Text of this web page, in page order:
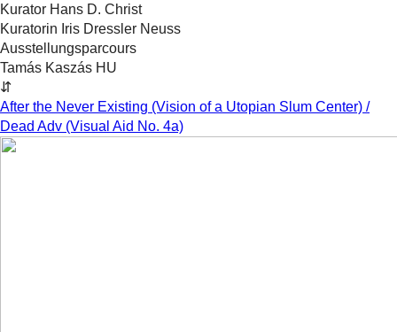
Kurator Hans D. Christ
Kuratorin Iris Dressler Neuss
Ausstellungsparcours
Tamás Kaszás HU
⇵
After the Never Existing (Vision of a Utopian Slum Center) /
Dead Adv (Visual Aid No. 4a)